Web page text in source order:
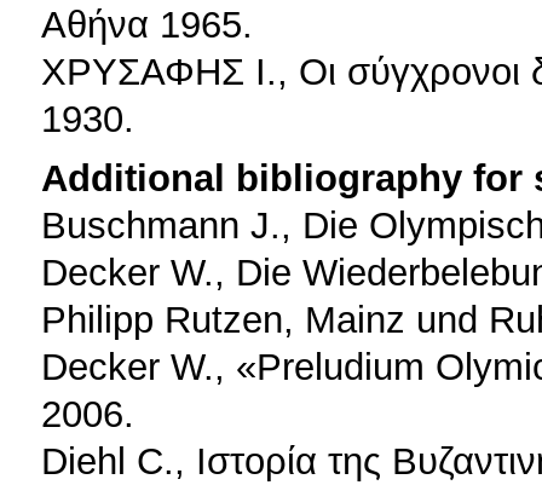
Αθήνα 1965.
ΧΡΥΣΑΦΗΣ Ι., Οι σύγχρονοι
1930.
Additional bibliography for
Buschmann J., Die
Decker W., Die
Philipp Rutzen, Mainz und
Decker W., «Preludium
2006.
Diehl C., Ιστορία της